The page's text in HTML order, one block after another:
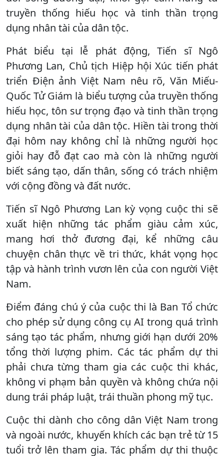
truyền thống hiếu học và tinh thần trọng
dụng nhân tài của dân tộc.
Phát biểu tại lễ phát động, Tiến sĩ Ngô
Phương Lan, Chủ tịch Hiệp hội Xúc tiến phát
triển Điện ảnh Việt Nam nêu rõ, Văn Miếu-
Quốc Tử Giám là biểu tượng của truyền thống
hiếu học, tôn sư trọng đạo và tinh thần trọng
dụng nhân tài của dân tộc. Hiền tài trong thời
đại hôm nay không chỉ là những người học
giỏi hay đỗ đạt cao mà còn là những người
biết sáng tạo, dấn thân, sống có trách nhiệm
với cộng đồng và đất nước.
Tiến sĩ Ngô Phương Lan kỳ vọng cuộc thi sẽ
xuất hiện những tác phẩm giàu cảm xúc,
mang hơi thở đương đại, kể những câu
chuyện chân thực về tri thức, khát vọng học
tập và hành trình vươn lên của con người Việt
Nam.
Điểm đáng chú ý của cuộc thi là Ban Tổ chức
cho phép sử dụng công cụ AI trong quá trình
sáng tạo tác phẩm, nhưng giới hạn dưới 20%
tổng thời lượng phim. Các tác phẩm dự thi
phải chưa từng tham gia các cuộc thi khác,
không vi phạm bản quyền và không chứa nội
dung trái pháp luật, trái thuần phong mỹ tục.
Cuộc thi dành cho công dân Việt Nam trong
và ngoài nước, khuyến khích các bạn trẻ từ 15
tuổi trở lên tham gia. Tác phẩm dự thi thuộc